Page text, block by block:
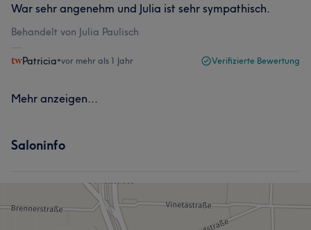
War sehr angenehm und Julia ist sehr sympathisch.
Behandelt von Julia Paulisch
Patricia•vor mehr als 1 Jahr Verifizierte Bewertung
Mehr anzeigen...
Saloninfo